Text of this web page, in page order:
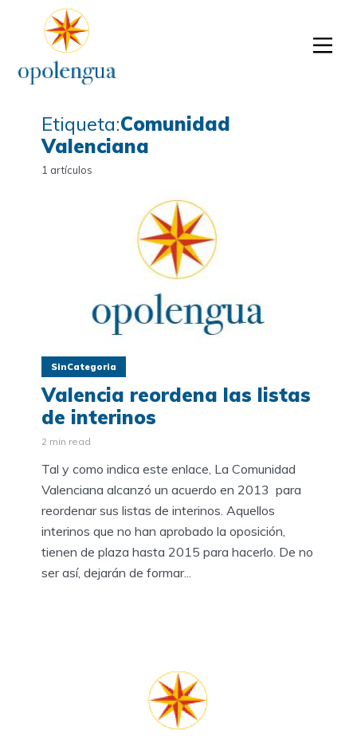
Etiqueta:Comunidad
Valenciana
1 artículos
SinCategoria
Valencia reordena las listas
de interinos
2 min read
Tal y como indica este enlace, La Comunidad
Valenciana alcanzó un acuerdo en 2013 para
reordenar sus listas de interinos. Aquellos
interinos que no han aprobado la oposición,
tienen de plaza hasta 2015 para hacerlo. De no
ser así, dejarán de formar...